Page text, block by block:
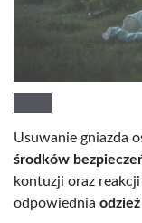
Usuwanie gniazda
środków
kontuzji oraz
odpowiednia